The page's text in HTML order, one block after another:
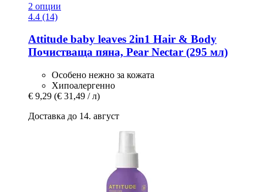
2 опции
4.4 (14)
Attitude baby leaves 2in1 Hair & Body
Почистваща пяна, Pear Nectar (295 мл)
Особено нежно за кожата
Хипоалергенно
€ 9,29 (€ 31,49 / л)
Доставка до 14. август